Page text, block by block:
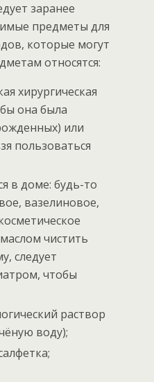
заранее
предметы для
которые могут
относятся:
хирургическая
она была
или
пользоваться
в доме: будь-то
вазелиновое,
чистить
следует
чтобы
раствор
воду);